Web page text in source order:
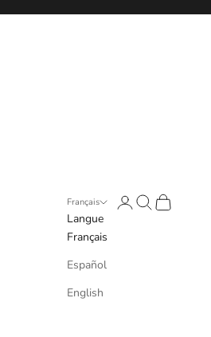
Français
Langue
Français
Español
English
Connexion
Recherche
Panier